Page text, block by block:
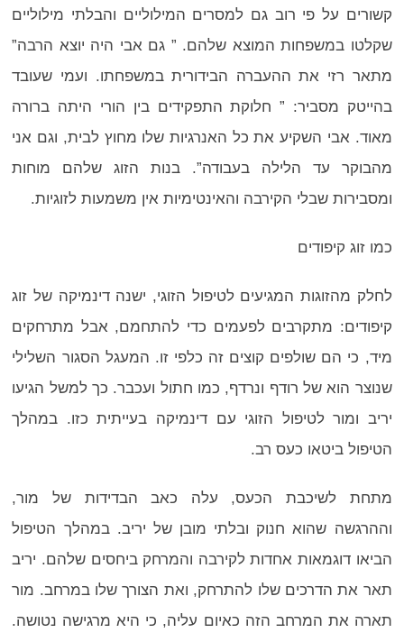
קשורים על פי רוב גם למסרים המילוליים והבלתי מילוליים
שקלטו במשפחות המוצא שלהם. ” גם אבי היה יוצא הרבה”
מתאר רזי את ההעברה הבידורית במשפחתו. ועמי שעובד
בהייטק מסביר: ” חלוקת התפקידים בין הורי היתה ברורה
מאוד. אבי השקיע את כל האנרגיות שלו מחוץ לבית, וגם אני
מהבוקר עד הלילה בעבודה”. בנות הזוג שלהם מוחות
ומסבירות שבלי הקירבה והאינטימיות אין משמעות לזוגיות.
כמו זוג קיפודים
לחלק מהזוגות המגיעים לטיפול הזוגי, ישנה דינמיקה של זוג
קיפודים: מתקרבים לפעמים כדי להתחמם, אבל מתרחקים
מיד, כי הם שולפים קוצים זה כלפי זו. המעגל הסגור השלילי
שנוצר הוא של רודף ונרדף, כמו חתול ועכבר. כך למשל הגיעו
יריב ומור לטיפול הזוגי עם דינמיקה בעייתית כזו. במהלך
הטיפול ביטאו כעס רב.
מתחת לשיכבת הכעס, עלה כאב הבדידות של מור,
וההרגשה שהוא חנוק ובלתי מובן של יריב. במהלך הטיפול
הביאו דוגמאות אחדות לקירבה והמרחק ביחסים שלהם. יריב
תאר את הדרכים שלו להתרחק, ואת הצורך שלו במרחב. מור
תארה את המרחב הזה כאיום עליה, כי היא מרגישה נטושה.